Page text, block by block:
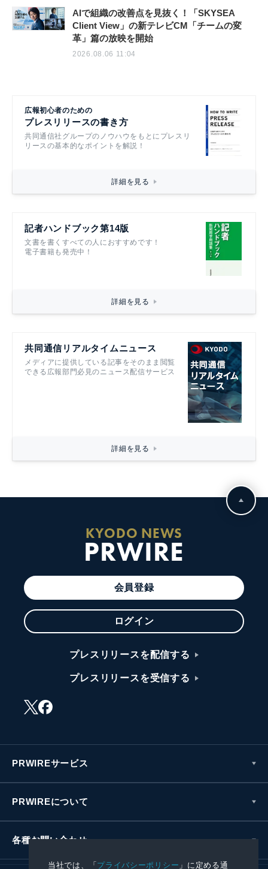
当社では、「プライバシーポリシー 」に定める通
AIで組織の改善点を見抜く！「SKYSEA
Client View」の新テレビCM「チームの変
革」篇の放映を開始
2026.08.06 11:04
広報初心者のための
プレスリリースの書き方
共同通信社グループのノウハウをもとにプレスリ
リースの基本的なポイントを解説！
詳細を見る
記者ハンドブック第14版
文書を書くすべての人におすすめです！
電子書籍も発売中！
詳細を見る
共同通信リアルタイムニュース
メディアに提供している記事をそのまま閲覧
できる広報部門必見のニュース配信サービス
詳細を見る
KYODO NEWS
PRWIRE
会員登録
ログイン
プレスリリースを配信する
プレスリリースを受信する
PRWIREサービス
PRWIREについて
各種お問い合わせ